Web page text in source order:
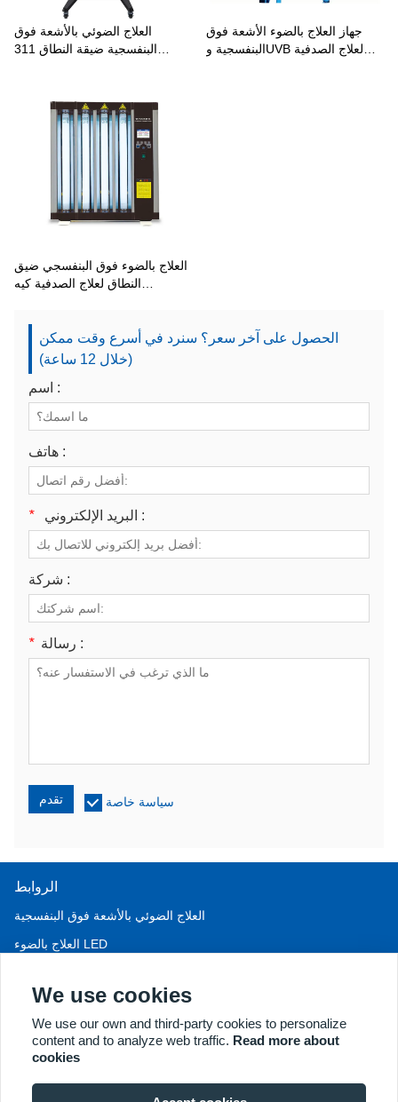
العلاج الضوئي بالأشعة فوق
البنفسجية ضيقة النطاق 311
جهاز العلاج بالضوء الأشعة فوق
البنفسجية وUVB لعلاج الصدفية
العلاج بالضوء فوق البنفسجي ضيق
النطاق لعلاج الصدفية كيه
الحصول على آخر سعر؟ سنرد في أسرع وقت ممكن
(خلال 12 ساعة)
اسم :
هاتف :
* البريد الإلكتروني :
شركة :
* رسالة :
تقدم سياسة خاصة
الروابط
العلاج الضوئي بالأشعة فوق البنفسجية
العلاج بالضوء LED
منظار المهبل
المزيد من المنتجات
We use cookies
We use our own and third-party cookies to personalize
content and to analyze web traffic. Read more about
cookies